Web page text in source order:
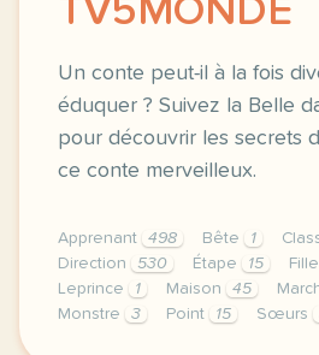
TV5MONDE
Un conte peut-il à la fois
éduquer ? Suivez la Belle
pour découvrir les secrets
ce conte merveilleux.
Apprenant 498 Bête 1
Direction
530 Étape 15
Leprince
1 Maison 45
Monstre
3 Point 15 Sœurs
didomi host didomi